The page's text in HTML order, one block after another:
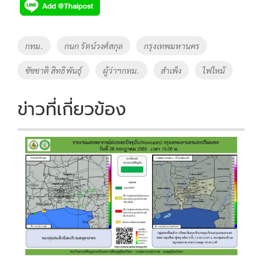
e
b
o
o
k
tt
er
p
y
Li
Tags
กทม. กนก รัตน์วงศ์สกุล กรุงเทพมหานคร
ชัชชาติ สิทธิพันธุ์ ผู้ว่าฯกทม. สำเพ็ง ไฟไหม้
ข่าวที่เกี่ยวข้อง